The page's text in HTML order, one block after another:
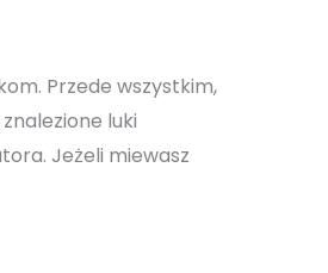
Przede wszystkim,
luki
Jeżeli miewasz